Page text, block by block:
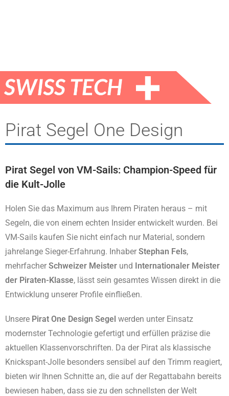
Pirat Segel One Design
Pirat Segel von VM-Sails: Champion-Speed für
die Kult-Jolle
Holen Sie das Maximum aus Ihrem Piraten heraus – mit
Segeln, die von einem echten Insider entwickelt wurden. Bei
VM-Sails kaufen Sie nicht einfach nur Material, sondern
jahrelange Sieger-Erfahrung. Inhaber Stephan Fels,
mehrfacher Schweizer Meister und Internationaler Meister
der Piraten-Klasse, lässt sein gesamtes Wissen direkt in die
Entwicklung unserer Profile einfließen.
Unsere Pirat One Design Segel werden unter Einsatz
modernster Technologie gefertigt und erfüllen präzise die
aktuellen Klassenvorschriften. Da der Pirat als klassische
Knickspant-Jolle besonders sensibel auf den Trimm reagiert,
bieten wir Ihnen Schnitte an, die auf der Regattabahn bereits
bewiesen haben, dass sie zu den schnellsten der Welt